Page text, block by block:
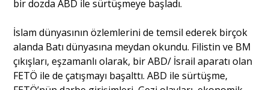
bir dozda ABD ile sürtüşmeye başladı.
İslam dünyasının özlemlerini de temsil ederek birçok
alanda Batı dünyasına meydan okundu. Filistin ve BM
çıkışları, eşzamanlı olarak, bir ABD/ İsrail aparatı olan
FETÖ ile de çatışmayı başalttı. ABD ile sürtüşme,